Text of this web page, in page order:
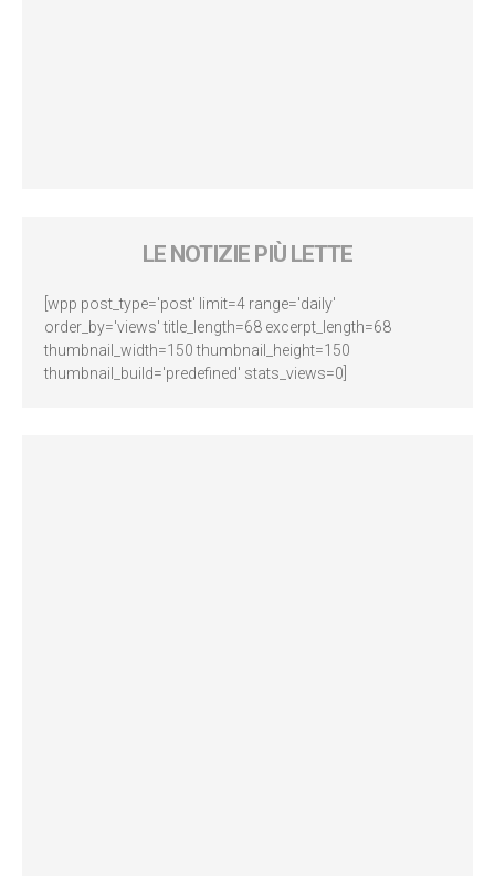
LE NOTIZIE PIÙ LETTE
[wpp post_type='post' limit=4 range='daily'
order_by='views' title_length=68 excerpt_length=68
thumbnail_width=150 thumbnail_height=150
thumbnail_build='predefined' stats_views=0]